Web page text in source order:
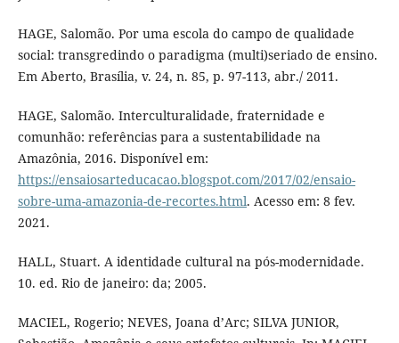
HAGE, Salomão. Por uma escola do campo de qualidade
social: transgredindo o paradigma (multi)seriado de ensino.
Em Aberto, Brasília, v. 24, n. 85, p. 97-113, abr./ 2011.
HAGE, Salomão. Interculturalidade, fraternidade e
comunhão: referências para a sustentabilidade na
Amazônia, 2016. Disponível em:
https://ensaiosarteducacao.blogspot.com/2017/02/ensaio-
sobre-uma-amazonia-de-recortes.html. Acesso em: 8 fev.
2021.
HALL, Stuart. A identidade cultural na pós-modernidade.
10. ed. Rio de janeiro: da; 2005.
MACIEL, Rogerio; NEVES, Joana d’Arc; SILVA JUNIOR,